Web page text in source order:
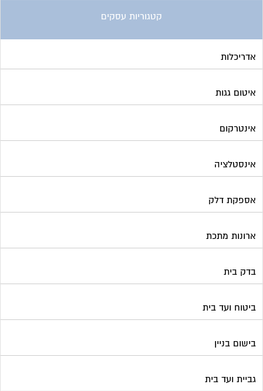
קטגוריות עסקים
אדריכלות
איטום גגות
אינטרקום
אינסטלציה
אספקת דלק
ארונות מתכת
בדק בית
ביטוח ועד בית
בישום בניין
גביית ועד בית